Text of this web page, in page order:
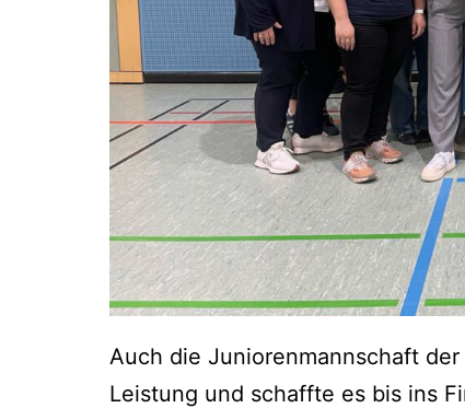
Auch die Juniorenmannschaft
Leistung und schaffte es bis ins